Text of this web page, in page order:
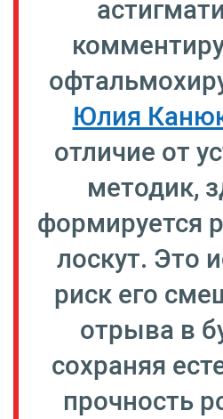
Юлия
отличие от
методик,
формируется
лоскут. Это
риск его
отрыва в
сохраняя
прочность